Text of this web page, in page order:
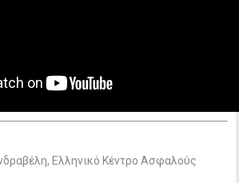
Ελληνικό Κέντρο Ασφαλούς